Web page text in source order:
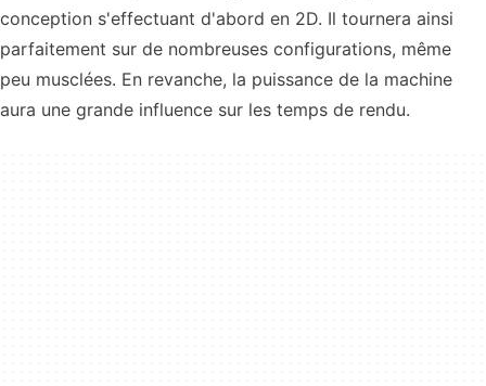
conception s'effectuant d'abord en 2D. Il tournera ainsi
parfaitement sur de nombreuses configurations, même
peu musclées. En revanche, la puissance de la machine
aura une grande influence sur les temps de rendu.